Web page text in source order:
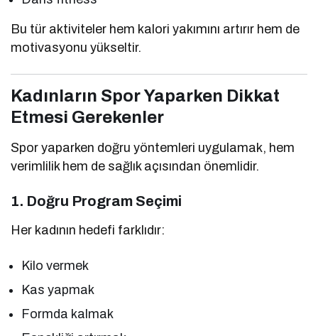
Bu tür aktiviteler hem kalori yakımını artırır hem de
motivasyonu yükseltir.
Kadınların Spor Yaparken Dikkat
Etmesi Gerekenler
Spor yaparken doğru yöntemleri uygulamak, hem
verimlilik hem de sağlık açısından önemlidir.
1. Doğru Program Seçimi
Her kadının hedefi farklıdır:
Kilo vermek
Kas yapmak
Formda kalmak